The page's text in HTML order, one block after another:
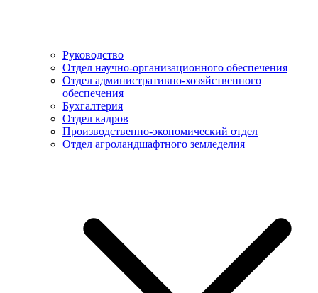
Руководство
Отдел научно-организационного обеспечения
Отдел административно-хозяйственного
обеспечения
Бухгалтерия
Отдел кадров
Производственно-экономический отдел
Отдел агроландшафтного земледелия